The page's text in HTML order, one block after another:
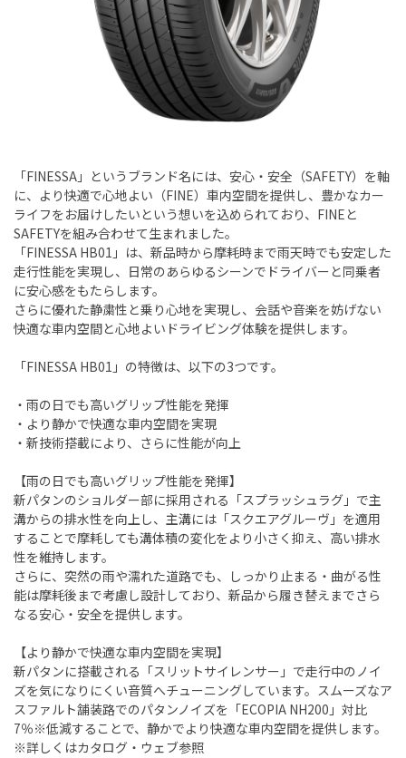
「FINESSA」というブランド名には、安心・安全（SAFETY）を軸
に、より快適で心地よい（FINE）車内空間を提供し、豊かなカー
ライフをお届けしたいという想いを込められており、FINEと
SAFETYを組み合わせて生まれました。
「FINESSA HB01」は、新品時から摩耗時まで雨天時でも安定した
走行性能を実現し、日常のあらゆるシーンでドライバーと同乗者
に安心感をもたらします。
さらに優れた静粛性と乗り心地を実現し、会話や音楽を妨げない
快適な車内空間と心地よいドライビング体験を提供します。
「FINESSA HB01」の特徴は、以下の3つです。
・雨の日でも高いグリップ性能を発揮
・より静かで快適な車内空間を実現
・新技術搭載により、さらに性能が向上
【雨の日でも高いグリップ性能を発揮】
新パタンのショルダー部に採用される「スプラッシュラグ」で主
溝からの排水性を向上し、主溝には「スクエアグルーヴ」を適用
することで摩耗しても溝体積の変化をより小さく抑え、高い排水
性を維持します。
さらに、突然の雨や濡れた道路でも、しっかり止まる・曲がる性
能は摩耗後まで考慮し設計しており、新品から履き替えまでさら
なる安心・安全を提供します。
【より静かで快適な車内空間を実現】
新パタンに搭載される「スリットサイレンサー」で走行中のノイ
ズを気になりにくい音質へチューニングしています。スムーズなア
スファルト舗装路でのパタンノイズを「ECOPIA NH200」対比
7％※低減することで、静かでより快適な車内空間を提供します。
※詳しくはカタログ・ウェブ参照